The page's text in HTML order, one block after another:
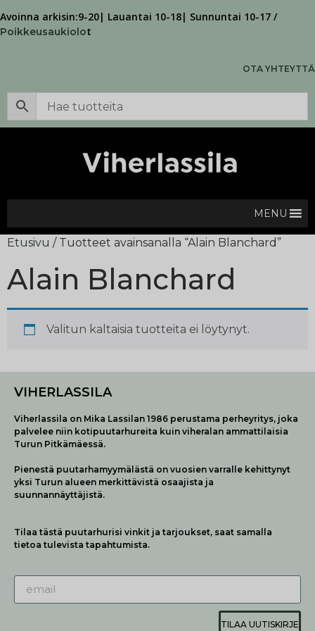
Avoinna arkisin:9-20| Lauantai 10-18| Sunnuntai 10-17 /
Poikkeusaukiolot
OTA YHTEYTTÄ
MENU
Etusivu / Tuotteet avainsanalla “Alain Blanchard”
Alain Blanchard
Valitun kaltaisia tuotteita ei löytynyt.
VIHERLASSILA
Viherlassila on Mika Lassilan 1986 perustama perheyritys, joka
palvelee niin kotipuutarhureita kuin viheralan ammattilaisia
Turun Pitkämäessä.
Pienestä puutarhamyymälästä on vuosien varralle kehittynyt
yksi Turun alueen merkittävistä osaajista ja
suunnannäyttäjistä.
Tilaa tästä puutarhurisi vinkit ja tarjoukset, saat samalla
tietoa tulevista tapahtumista.
TILAA UUTISKIRJE